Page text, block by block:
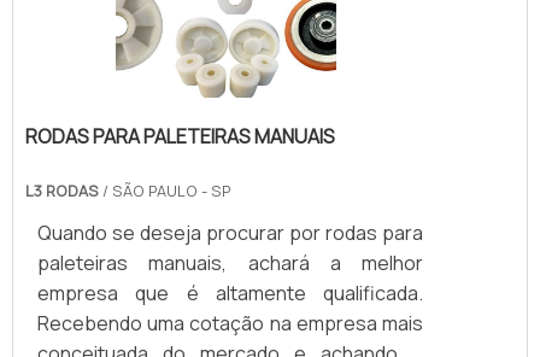
foco em qualidade, segurança e prazo.
RODAS PARA PALETEIRAS MANUAIS
L3 RODAS / SÃO PAULO - SP
Quando se deseja procurar por rodas para
paleteiras manuais, achará a melhor
empresa que é altamente qualificada.
Recebendo uma cotação na empresa mais